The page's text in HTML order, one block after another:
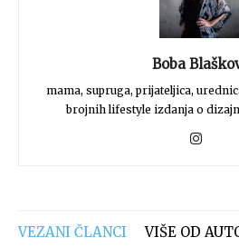
Boba
mama, supruga, prijateljica,
brojnih lifestyle izdanja o
VEZANI ČLANCI VIŠE OD